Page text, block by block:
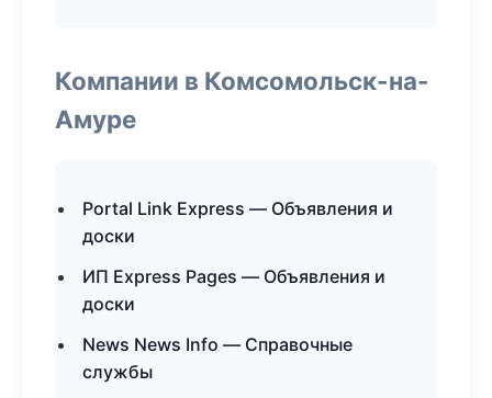
Компании в Комсомольск-на-
Амуре
Portal Link Express — Объявления и
доски
ИП Express Pages — Объявления и
доски
News News Info — Справочные
службы